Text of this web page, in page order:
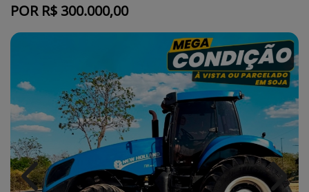
POR R$ 300.000,00
Previous Next